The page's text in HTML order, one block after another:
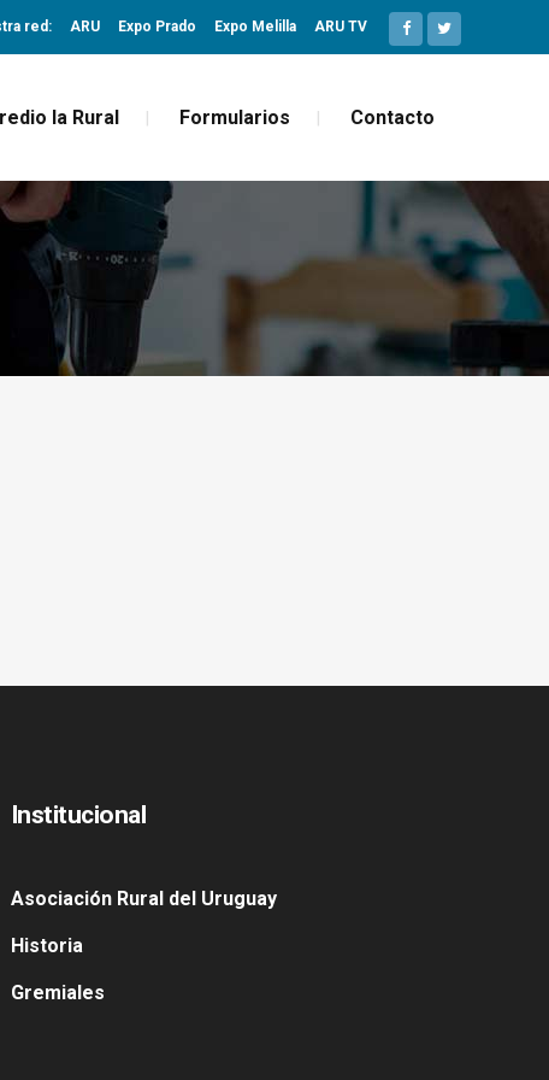
red: ARU Expo Prado Expo Melilla ARU TV
la Rural Formularios Contacto
Institucional
Asociación Rural del Uruguay
Historia
Gremiales